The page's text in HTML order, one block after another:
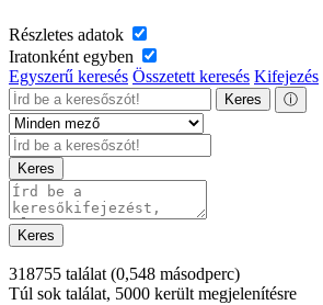
Részletes adatok
Iratonként egyben
Egyszerű keresés Összetett keresés Kifejezés
Keres ⓘ
Keres
Keres
318755 találat (0,548 másodperc)
Túl sok találat, 5000 került megjelenítésre